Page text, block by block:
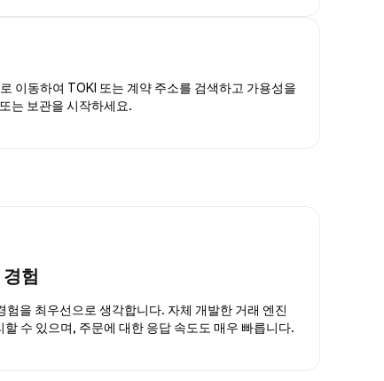
이동하여 TOKI 또는 계약 주소를 검색하고 가용성을
는 보관을 시작하세요.
험
을 최우선으로 생각합니다. 자체 개발한 거래 엔진
수 있으며, 주문에 대한 응답 속도도 매우 빠릅니다.